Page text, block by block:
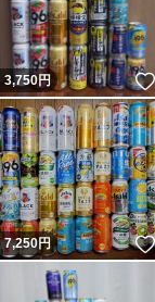
3,750円
7,250円